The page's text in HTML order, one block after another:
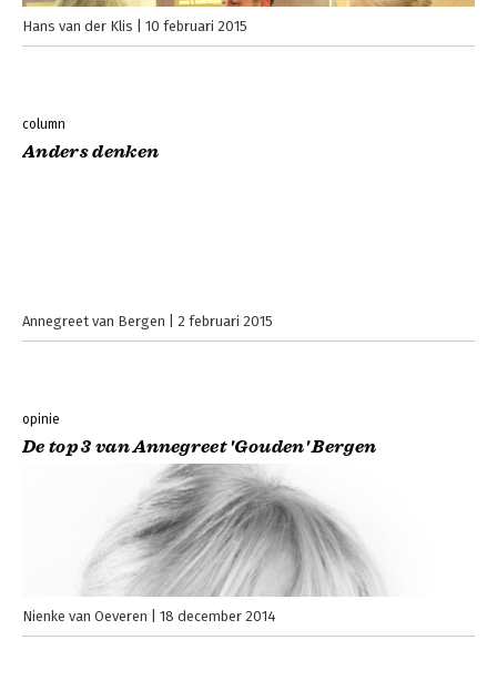
Hans van der Klis 10 februari 2015
column
Anders denken
Annegreet van Bergen 2 februari 2015
opinie
De top 3 van Annegreet 'Gouden' Bergen
Nienke van Oeveren 18 december 2014